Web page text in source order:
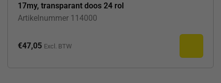
17my, transparant doos 24 rol
Artikelnummer 114000
€47,05 Excl. BTW